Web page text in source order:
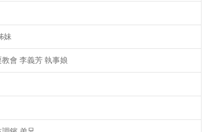
妹
會 李義芳 執事娘